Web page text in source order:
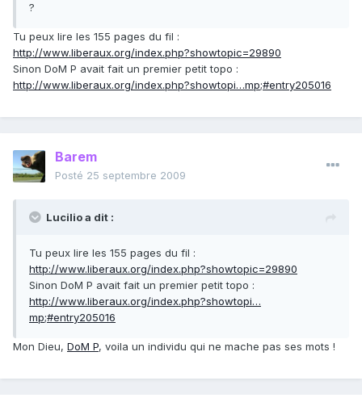
?
Tu peux lire les 155 pages du fil :
http://www.liberaux.org/index.php?showtopic=29890
Sinon DoM P avait fait un premier petit topo :
http://www.liberaux.org/index.php?showtopi…mp;#entry205016
Barem
Posté 25 septembre 2009
Lucilio a dit :
Tu peux lire les 155 pages du fil :
http://www.liberaux.org/index.php?showtopic=29890
Sinon DoM P avait fait un premier petit topo :
http://www.liberaux.org/index.php?showtopi…
mp;#entry205016
Mon Dieu, DoM P, voila un individu qui ne mache pas ses mots !